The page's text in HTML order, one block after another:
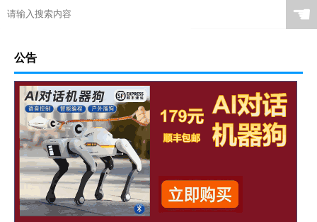
☚
公告